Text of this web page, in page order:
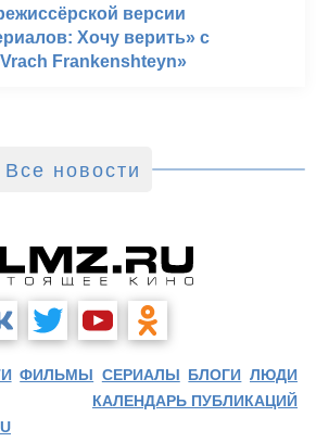
версии
Хочу верить» с
Frankenshteyn»
Все новости
ФИЛЬМЫ СЕРИАЛЫ БЛОГИ ЛЮДИ
КАЛЕНДАРЬ ПУБЛИКАЦИЙ